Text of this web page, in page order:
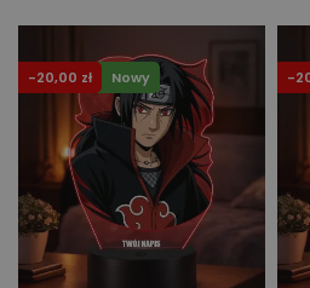
-20,00 zł Nowy -